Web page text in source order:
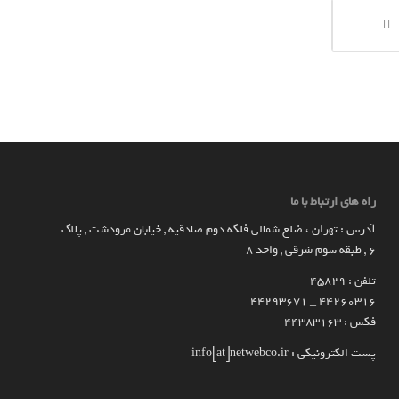
راه های ارتباط با ما
آدرس : تهران ، ضلع شمالی فلکه دوم صادقیه , خیابان مرودشت , پلاک
۶ , طبقه سوم شرقی , واحد ۸
تلفن : 45829
۴۴۲۶۰۳۱۶ _ 44293671
فکس : 44383163
پست الکترونیکی : info[at]netwebco.ir